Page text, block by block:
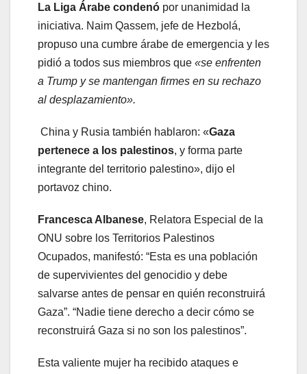
La Liga Árabe condenó por unanimidad la
iniciativa. Naim Qassem, jefe de Hezbolá,
propuso una cumbre árabe de emergencia y les
pidió a todos sus miembros que «se enfrenten
a Trump y se mantengan firmes en su rechazo
al desplazamiento».
China y Rusia también hablaron: «Gaza
pertenece a los palestinos, y forma parte
integrante del territorio palestino», dijo el
portavoz chino.
Francesca Albanese, Relatora Especial de la
ONU sobre los Territorios Palestinos
Ocupados, manifestó: “Esta es una población
de supervivientes del genocidio y debe
salvarse antes de pensar en quién reconstruirá
Gaza”. “Nadie tiene derecho a decir cómo se
reconstruirá Gaza si no son los palestinos”.
Esta valiente mujer ha recibido ataques e